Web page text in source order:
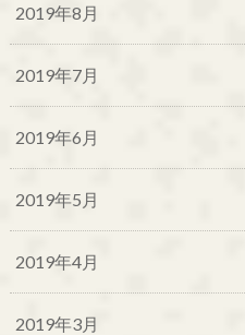
2019年8月
2019年7月
2019年6月
2019年5月
2019年4月
2019年3月